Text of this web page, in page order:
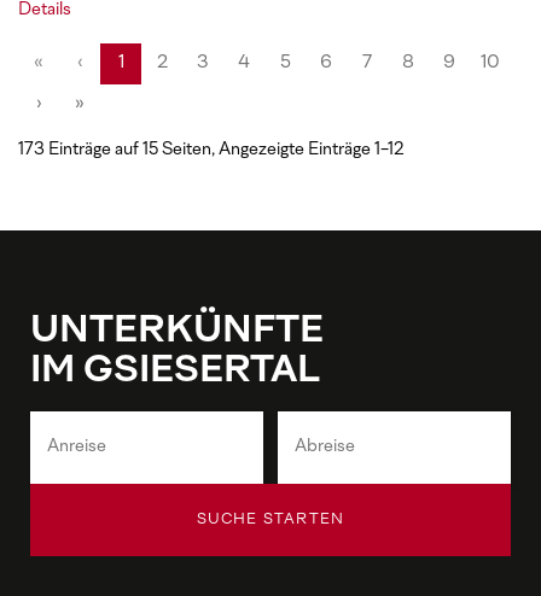
Details
« ‹ 1 2 3 4 5 6 7 8 9 10
› »
173 Einträge auf 15 Seiten, Angezeigte Einträge 1-12
UNTERKÜNFTE
IM GSIESERTAL
SUCHE STARTEN